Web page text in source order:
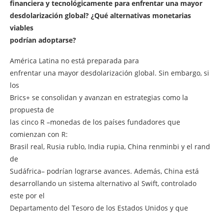
financiera y tecnológicamente para enfrentar una mayor
desdolarización global? ¿Qué alternativas monetarias
viables
podrían adoptarse?
América Latina no está preparada para
enfrentar una mayor desdolarización global. Sin embargo, si
los
Brics+ se consolidan y avanzan en estrategias como la
propuesta de
las cinco R –monedas de los países fundadores que
comienzan con R:
Brasil real, Rusia rublo, India rupia, China renminbi y el rand
de
Sudáfrica– podrían lograrse avances. Además, China está
desarrollando un sistema alternativo al Swift, controlado
este por el
Departamento del Tesoro de los Estados Unidos y que